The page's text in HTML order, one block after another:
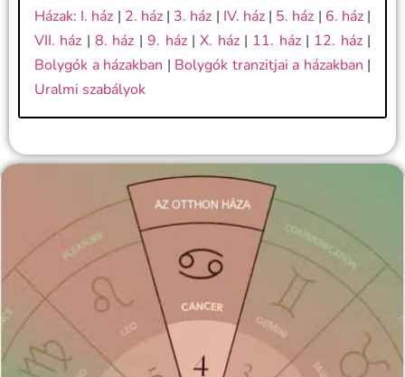
Házak: I. ház | 2. ház| 3. ház | IV. ház| 5. ház | 6. ház|
VII. ház |8. ház |9. ház|X. ház| 11. ház| 12. ház|
Bolygók a házakban | Bolygók tranzitjai a házakban |
Uralmi szabályok